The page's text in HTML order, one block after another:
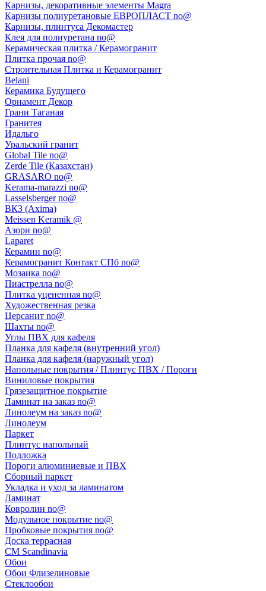
Карнизы, декоративные элементы Magra
Карнизы полиуретановые ЕВРОПЛАСТ no@
Карнизы, плинтуса Декомастер
Клея для полиуретана no@
Керамическая плитка / Керамогранит
Плитка прочая no@
Строительная Плитка и Керамогранит
Belani
Керамика Будущего
Орнамент Декор
Грани Таганая
Гранитея
Идальго
Уральский гранит
Global Tile no@
Zerde Tile (Казахстан)
GRASARO no@
Kerama-marazzi no@
Lasselsberger no@
ВКЗ (Axima)
Meissen Keramik @
Азори no@
Laparet
Керамин no@
Керамогранит Контакт СПб no@
Мозаика no@
Пиастрелла no@
Плитка уцененная no@
Художественная резка
Церсанит no@
Шахты no@
Углы ПВХ для кафеля
Планка для кафеля (внутренний угол)
Планка для кафеля (наружный угол)
Напольные покрытия / Плинтус ПВХ / Пороги
Виниловые покрытия
Грязезащитное покрытие
Ламинат на заказ no@
Линолеум на заказ no@
Линолеум
Паркет
Плинтус напольный
Подложка
Пороги алюминиевые и ПВХ
Сборный паркет
Укладка и уход за ламинатом
Ламинат
Ковролин no@
Модульное покрытие no@
Пробковые покрытия no@
Доска террасная
CM Scandinavia
Обои
Обои Флизелиновые
Стеклообои